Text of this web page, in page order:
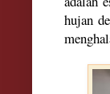
hujan